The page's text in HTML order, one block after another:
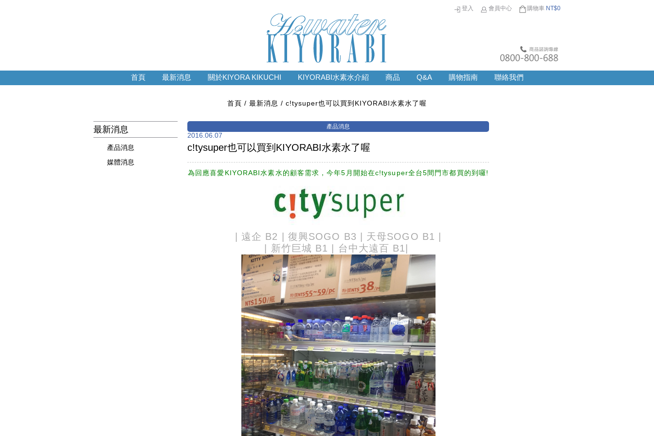
登入 會員中心 購物車 NT$0
首頁 最新消息 關於KIYORA KIKUCHI KIYORABI水素水介紹 商品 Q&A 購物指南 聯絡我們
首頁 最新消息 c!tysuper也可以買到KIYORABI水素水了喔
最新消息
產品消息
媒體消息
2016.06.07
c!tysuper也可以買到KIYORABI水素水了喔
為回應喜愛KIYORABI水素水的顧客需求，今年5月開始在c!tysuper全台5間門市都買的到囉!
|遠企 B2 | 復興SOGO B3 | 天母SOGO B1 |
新竹巨城 B1 | 台中大遠百 B1